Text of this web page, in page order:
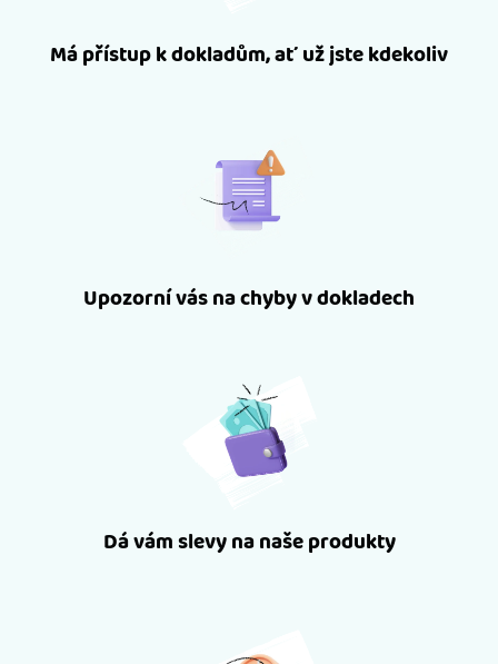
Má přístup k dokladům, ať už jste kdekoliv
Upozorní vás na chyby v dokladech
Dá vám slevy na naše produkty